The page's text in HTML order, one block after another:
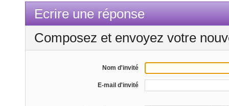
Ecrire une réponse
Composez et envoyez votre
Nom d'invité
E-mail d'invité